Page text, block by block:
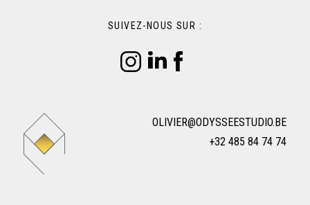
SUIVEZ-NOUS SUR :
OLIVIER@ODYSSEESTUDIO.BE
+32 485 84 74 74